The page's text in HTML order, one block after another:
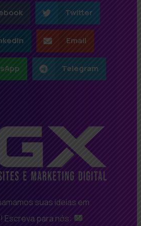
Twitter
Email
Telegram
suas ideias em
Escreva para nós: